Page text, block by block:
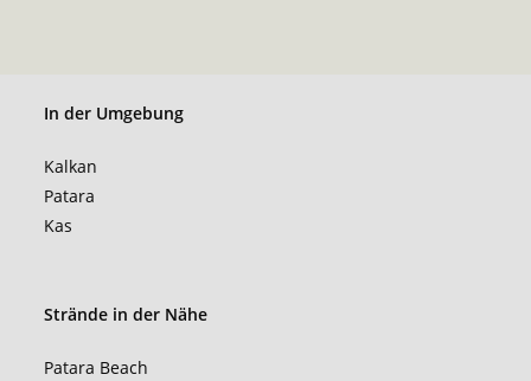
In der Umgebung
Kalkan
Patara
Kas
Strände in der Nähe
Patara Beach